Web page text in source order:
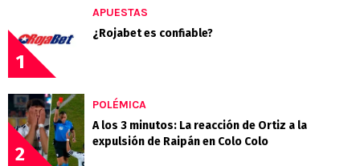
1
APUESTAS
¿Rojabet es confiable?
2
POLÉMICA
A los 3 minutos: La reacción de Ortiz a la
expulsión de Raipán en Colo Colo